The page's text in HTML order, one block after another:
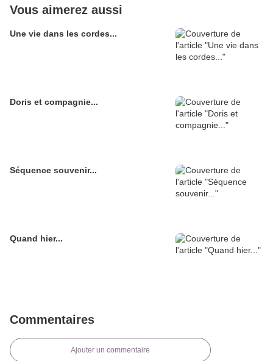
Vous aimerez aussi
Une vie dans les cordes...
Doris et compagnie...
Séquence souvenir...
Quand hier...
Commentaires
Ajouter un commentaire